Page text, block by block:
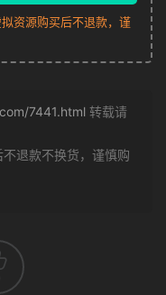
资源购买后不退款，谨
7441.html 转载请
退款不换货，谨慎购